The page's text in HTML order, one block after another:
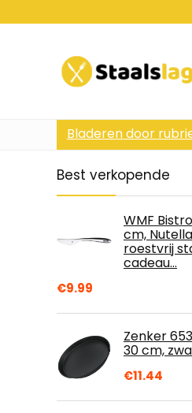
Bladeren door
Best verkopende
WMF
cm,
roestvrij
cadeau…
€9.99
Zenker
30 cm,
€11.44